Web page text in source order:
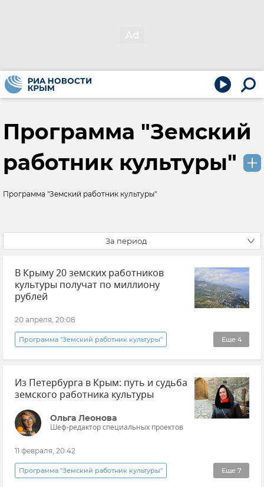
Программа "Земский
работник культуры"
Программа "Земский работник культуры"
За период
В Крыму 20 земских работников
культуры получат по миллиону
рублей
20 апреля, 20:08
Еще 4
Программа "Земский работник культуры"
Новости Крыма Ольга Бурова
Культура Крым
Из Петербурга в Крым: путь и судьба
земского работника культуры
Ольга Леонова
Шеф-редактор специальных проектов
11 февраля, 20:42
Еще 7
Программа "Земский работник культуры"